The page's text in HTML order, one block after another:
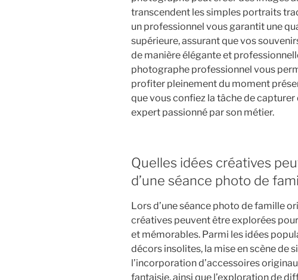
transcendent les simples portraits
un professionnel vous garantit une
supérieure, assurant que vos
de manière élégante et
photographe professionnel vous
profiter pleinement du moment
que vous confiez la tâche de
expert passionné par son métier.
Quelles idées créatives
d’une séance photo de
Lors d’une séance photo de famille
créatives peuvent être explorées
et mémorables. Parmi les idées
décors insolites, la mise en scène de
l’incorporation d’accessoires
fantaisie, ainsi que l’exploration de